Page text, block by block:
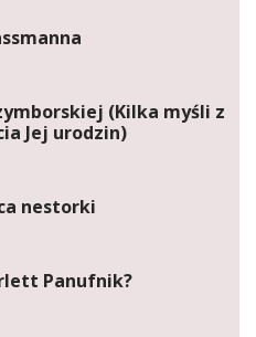
(Kilka myśli z
Jej urodzin)
nestorki
Panufnik?